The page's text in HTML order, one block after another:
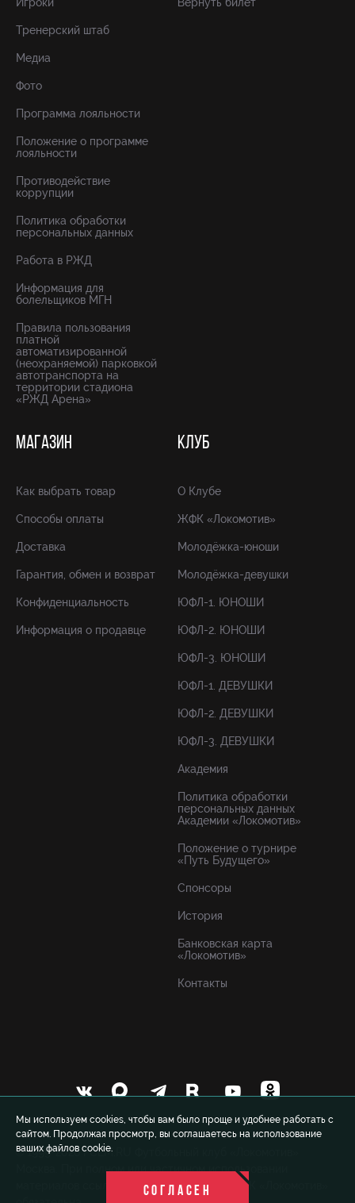
Мы используем cookies, чтобы вам было проще и удобнее работать с
сайтом. Продолжая просмотр, вы соглашаетесь на использование
ваших файлов cookie.
СОГЛАСЕН
Тренерский штаб
Медиа
Фото
Программа лояльности
Положение о программе
лояльности
Противодействие
коррупции
Политика обработки
персональных данных
Работа в РЖД
Информация для
болельщиков МГН
Правила пользования
платной
автоматизированной
(неохраняемой) парковкой
автотранспорта на
территории стадиона
«РЖД Арена»
МАГАЗИН
Как выбрать товар
Способы оплаты
Доставка
Гарантия, обмен и возврат
Конфиденциальность
Информация о продавце
КЛУБ
О Клубе
ЖФК «Локомотив»
Молодёжка-юноши
Молодёжка-девушки
ЮФЛ-1. ЮНОШИ
ЮФЛ-2. ЮНОШИ
ЮФЛ-3. ЮНОШИ
ЮФЛ-1. ДЕВУШКИ
ЮФЛ-2. ДЕВУШКИ
ЮФЛ-3. ДЕВУШКИ
Академия
Политика обработки
персональных данных
Академии «Локомотив»
Положение о турнире
«Путь Будущего»
Спонсоры
История
Банковская карта
«Локомотив»
Контакты
© 1999-2026 FCLM.RU Футбольный клуб «Локомотив»
Москва. При полном или частичном использовании
материалов ссылка на официальный сайт ФК «Локомотив»